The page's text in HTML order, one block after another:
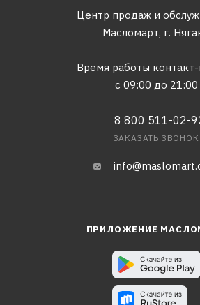
Центр продаж и
Масломарт, г.
Время работы
с 09:00 до 21:00
8 800 511-02-
ЗАКАЗАТЬ ЗВОНОК
ПРИЛОЖЕНИЕ